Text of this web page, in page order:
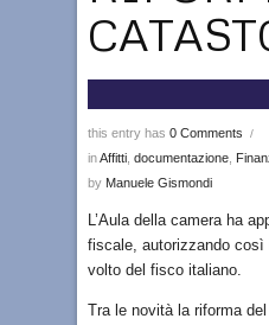
this entry has 0 Comments /
inAffitti documentazione
by Manuele Gismondi
L’Aula della camera ha
fiscale, autorizzando così
volto del fisco italiano.
Tra le novità la riforma